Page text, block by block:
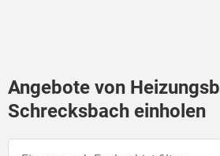
Angebote von
Schrecksbach einholen